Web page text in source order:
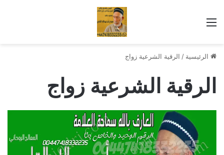
القائمة
الرئيسية / الرقية الشرعية زواج
الرقية الشرعية زواج